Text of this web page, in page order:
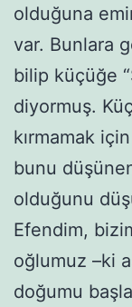
olduğuna
var. Bunlara
bilip küçüğe
diyormuş.
kırmamak
bunu
olduğunu
Efendim,
oğlumuz –ki
doğumu